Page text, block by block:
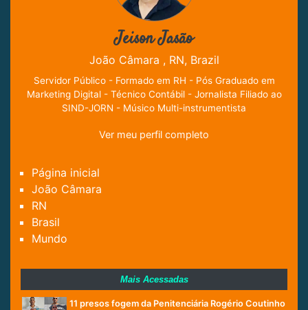
Jeison Jasão
João Câmara , RN, Brazil
Servidor Público - Formado em RH - Pós Graduado em
Marketing Digital - Técnico Contábil - Jornalista Filiado ao
SIND-JORN - Músico Multi-instrumentista
Ver meu perfil completo
Página inicial
João Câmara
RN
Brasil
Mundo
Mais Acessadas
11 presos fogem da Penitenciária Rogério Coutinho